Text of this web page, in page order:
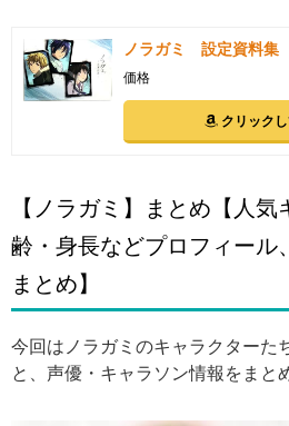
ノラガミ 設定資料集
価格
クリックし
【ノラガミ】まとめ【人
齢・身長などプロフィール
まとめ】
今回はノラガミのキャラクターた
と、声優・キャラソン情報をまと